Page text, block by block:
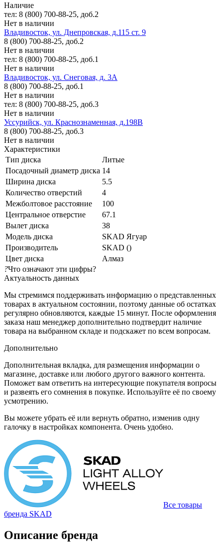
Наличие
тел: 8 (800) 700-88-25, доб.2
Нет в наличии
Владивосток, ул. Днепровская, д.115 ст. 9
8 (800) 700-88-25, доб.2
Нет в наличии
тел: 8 (800) 700-88-25, доб.1
Нет в наличии
Владивосток, ул. Снеговая, д. 3А
8 (800) 700-88-25, доб.1
Нет в наличии
тел: 8 (800) 700-88-25, доб.3
Нет в наличии
Уссурийск, ул. Краснознаменная, д.198В
8 (800) 700-88-25, доб.3
Нет в наличии
Характеристики
Тип диска
Литые
Посадочный диаметр диска 14
Ширина диска
5.5
Количество отверстий
4
Межболтовое расстояние
100
Центральное отверстие
67.1
Вылет диска
38
Модель диска
SKAD Ягуар
Производитель
SKAD ()
Цвет диска
Алмаз
?Что означают эти цифры?
Актуальность данных
Мы стремимся поддерживать информацию о представленных
товарах в актуальном состоянии, поэтому данные об остатках
регулярно обновляются, каждые 15 минут. После оформления
заказа наш менеджер дополнительно подтвердит наличие
товара на выбранном складе и подскажет по всем вопросам.
Дополнительно
Дополнительная вкладка, для размещения информации о
магазине, доставке или любого другого важного контента.
Поможет вам ответить на интересующие покупателя вопросы
и развеять его сомнения в покупке. Используйте её по своему
усмотрению.
Вы можете убрать её или вернуть обратно, изменив одну
галочку в настройках компонента. Очень удобно.
Все товары
бренда SKAD
Описание бренда